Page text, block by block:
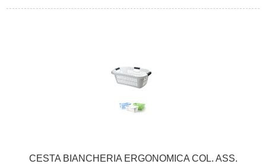
CESTA BIANCHERIA ERGONOMICA COL. ASS.